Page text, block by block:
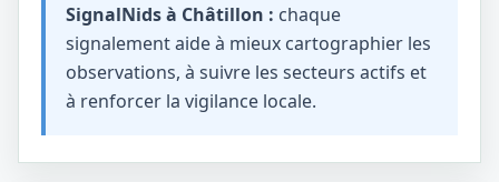
SignalNids à Châtillon : chaque
signalement aide à mieux cartographier les
observations, à suivre les secteurs actifs et
à renforcer la vigilance locale.